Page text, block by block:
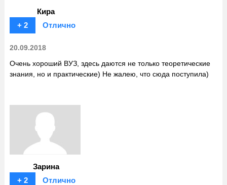
Кира
+ 2
Отлично
20.09.2018
Очень хороший ВУЗ, здесь даются не только теоретические
знания, но и практические) Не жалею, что сюда поступила)
Зарина
+ 2
Отлично